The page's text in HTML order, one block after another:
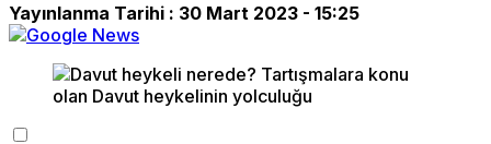
Yayınlanma Tarihi : 30 Mart 2023 - 15:25